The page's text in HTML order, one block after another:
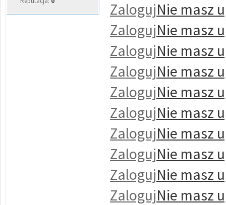
ZalogujNie masz
ZalogujNie masz
ZalogujNie masz
ZalogujNie masz
ZalogujNie masz
ZalogujNie masz
ZalogujNie masz
ZalogujNie masz
ZalogujNie masz
ZalogujNie masz